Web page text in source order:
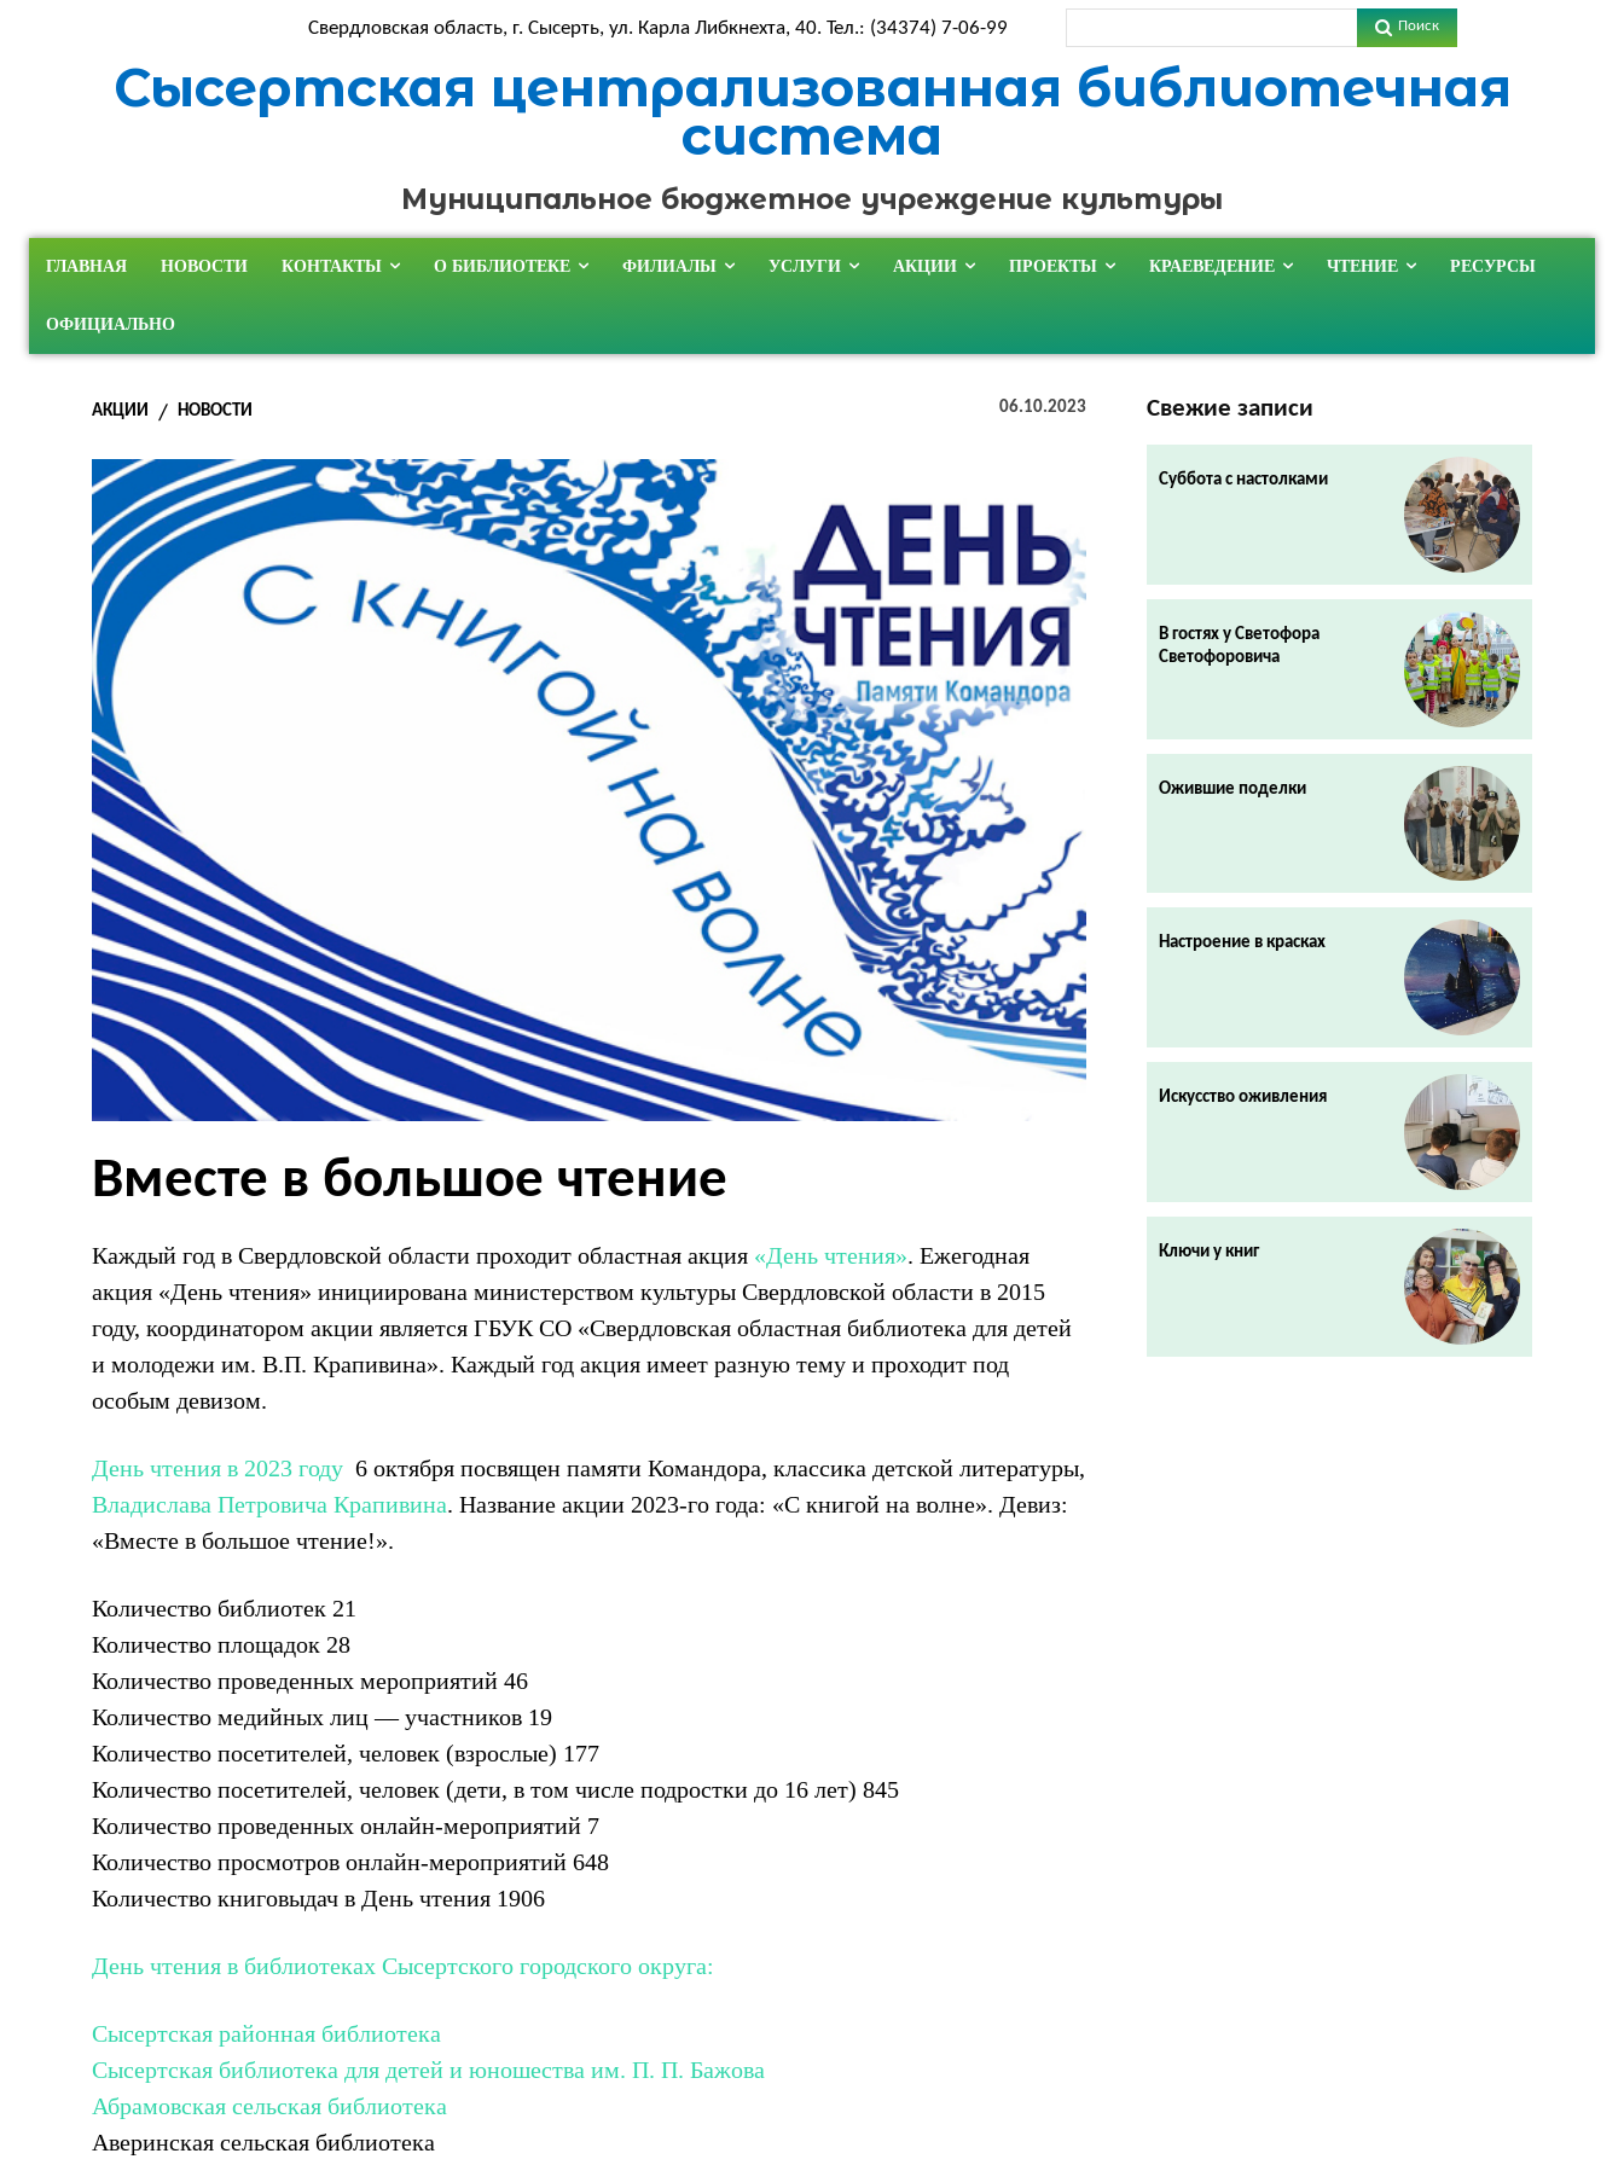
Свердловская область, г. Сысерть, ул. Карла Либкнехта, 40. Тел.: (34374) 7-06-99 Поиск
Сысертская централизованная библиотечная
система
Муниципальное бюджетное учреждение культуры
ГЛАВНАЯ НОВОСТИ КОНТАКТЫ О БИБЛИОТЕКЕ ФИЛИАЛЫ УСЛУГИ АКЦИИ ПРОЕКТЫ КРАЕВЕДЕНИЕ ЧТЕНИЕ РЕСУРСЫ
ОФИЦИАЛЬНО
АКЦИИ НОВОСТИ 06.10.2023
Вместе в большое чтение
Каждый год в Свердловской области проходит областная акция «День чтения». Ежегодная
акция «День чтения» инициирована министерством культуры Свердловской области в 2015
году, координатором акции является ГБУК СО «Свердловская областная библиотека для детей
и молодежи им. В.П. Крапивина». Каждый год акция имеет разную тему и проходит под
особым девизом.
День чтения в 2023 году 6 октября посвящен памяти Командора, классика детской литературы,
Владислава Петровича Крапивина. Название акции 2023-го года: «С книгой на волне». Девиз:
«Вместе в большое чтение!».
Количество библиотек 21
Количество площадок 28
Количество проведенных мероприятий 46
Количество медийных лиц — участников 19
Количество посетителей, человек (взрослые) 177
Количество посетителей, человек (дети, в том числе подростки до 16 лет) 845
Количество проведенных онлайн-мероприятий 7
Количество просмотров онлайн-мероприятий 648
Количество книговыдач в День чтения 1906
День чтения в библиотеках Сысертского городского округа:
Сысертская районная библиотека
Сысертская библиотека для детей и юношества им. П. П. Бажова
Абрамовская сельская библиотека
Аверинская сельская библиотека
Свежие записи
Суббота с настолками
В гостях у Светофора
Светофоровича
Ожившие поделки
Настроение в красках
Искусство оживления
Ключи у книг